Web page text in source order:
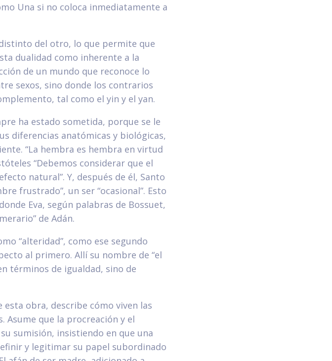
Una si no coloca inmediatamente a
del otro, lo que permite que
dualidad como inherente a la
de un mundo que reconoce lo
sexos, sino donde los contrarios
tal como el yin y el yan.
ha estado sometida, porque se le
diferencias anatómicas y biológicas,
“La hembra es hembra en virtud
“Debemos considerar que el
natural”. Y, después de él, Santo
frustrado”, un ser “ocasional”. Esto
Eva, según palabras de Bossuet,
de Adán.
“alteridad”, como ese segundo
al primero. Allí su nombre de “el
términos de igualdad, sino de
obra, describe cómo viven las
Asume que la procreación y el
sumisión, insistiendo en que una
y legitimar su papel subordinado